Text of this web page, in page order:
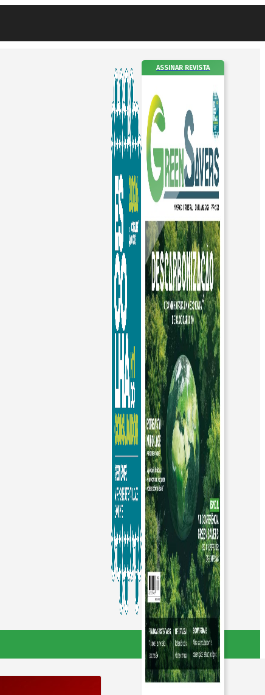
ASSINAR REVISTA